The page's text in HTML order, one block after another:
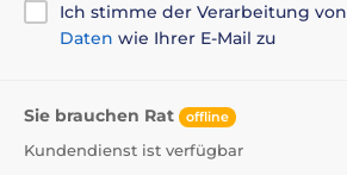
Ich stimme der Verarbeitung von
Daten wie Ihrer E-Mail zu
Sie brauchen Rat offline
Kundendienst ist verfügbar